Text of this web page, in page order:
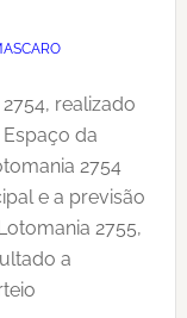
realizado
da
2754
e a previsão
2755,
a